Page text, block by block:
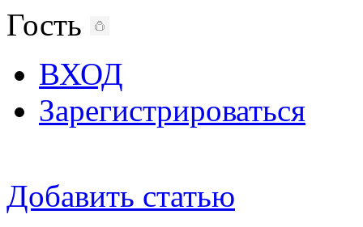
Гость
ВХОД
Зарегистрироваться
Добавить статью